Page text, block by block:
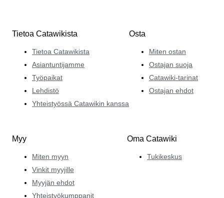
Tietoa Catawikista
Tietoa Catawikista
Asiantuntijamme
Työpaikat
Lehdistö
Yhteistyössä Catawikin kanssa
Osta
Miten ostan
Ostajan suoja
Catawiki-tarinat
Ostajan ehdot
Myy
Miten myyn
Vinkit myyjille
Myyjän ehdot
Yhteistyökumppanit
Oma Catawiki
Tukikeskus